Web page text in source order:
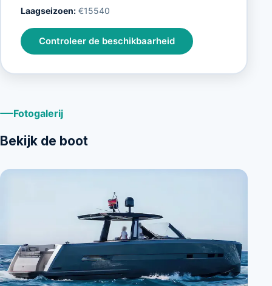
Laagseizoen:€15540
Controleer de beschikbaarheid
Fotogalerij
Bekijk de boot